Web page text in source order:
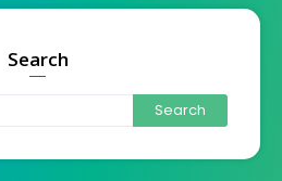
Search